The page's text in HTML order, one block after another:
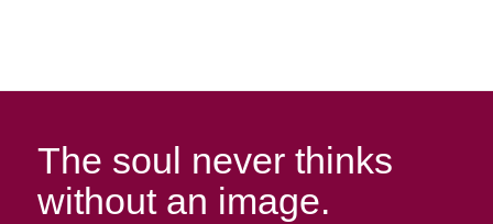
The soul never thinks
without an image.